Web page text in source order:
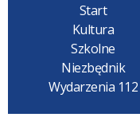
Start
Kultura
Szkolne
Niezbędnik
Wydarzenia 112